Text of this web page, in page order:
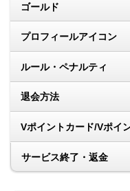
ゴールド
プロフィールアイコン
ルール・ペナルティ
退会方法
Vポイントカード/Vポイ
サービス終了・返金